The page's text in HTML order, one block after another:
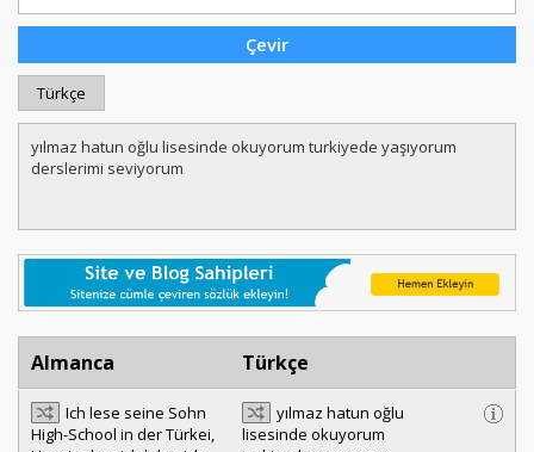
Türkçe
Almanca Türkçe
Ich lese seine Sohn
High-School in der Türkei,
yılmaz hatun oğlu
lisesinde okuyorum